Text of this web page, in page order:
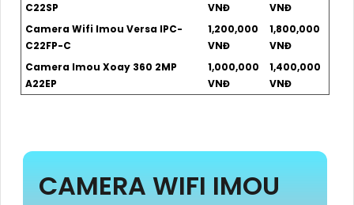
C22SP
VNĐ
VNĐ
Camera Wifi Imou Versa IPC-
C22FP-C
1,200,000
VNĐ
1,800,000
VNĐ
Camera Imou Xoay 360 2MP
A22EP
1,000,000
VNĐ
1,400,000
VNĐ
CAMERA WIFI IMOU